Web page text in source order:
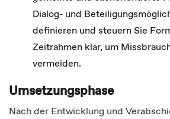
Dialog- und
definieren und steuern Sie
Zeitrahmen klar, um
vermeiden.
Umsetzungsphase
Nach der Entwicklung und